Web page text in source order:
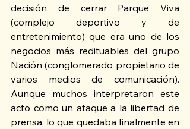
decisión de cerrar Parque Viva
(complejo deportivo y de
entretenimiento) que era uno de los
negocios más redituables del grupo
Nación (conglomerado propietario de
varios medios de comunicación).
Aunque muchos interpretaron este
acto como un ataque a la libertad de
prensa, lo que quedaba finalmente en